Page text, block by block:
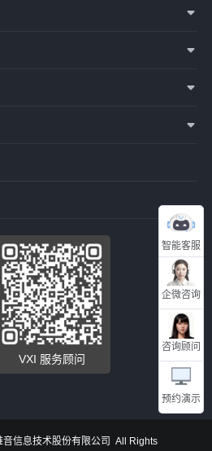
智能客服
企微咨询
咨询顾问
预约演示
VXI 服务顾问
信息技术股份有限公司 All Rights